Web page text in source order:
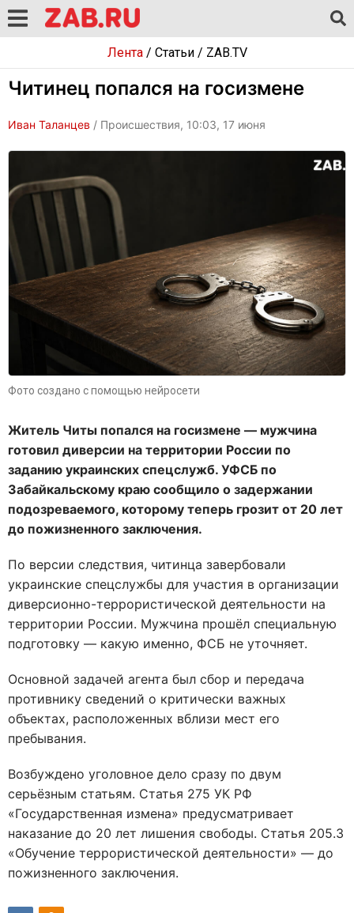
Лента/ Статьи/ ZAB.TV
Читинец попался на госизмене
Иван Таланцев / Происшествия, 10:03, 17 июня
Фото создано с помощью нейросети
Житель Читы попался на госизмене — мужчина
готовил диверсии на территории России по
заданию украинских спецслужб. УФСБ по
Забайкальскому краю сообщило о задержании
подозреваемого, которому теперь грозит от 20 лет
до пожизненного заключения.
По версии следствия, читинца завербовали
украинские спецслужбы для участия в организации
диверсионно-террористической деятельности на
территории России. Мужчина прошёл специальную
подготовку — какую именно, ФСБ не уточняет.
Основной задачей агента был сбор и передача
противнику сведений о критически важных
объектах, расположенных вблизи мест его
пребывания.
Возбуждено уголовное дело сразу по двум
серьёзным статьям. Статья 275 УК РФ
«Государственная измена» предусматривает
наказание до 20 лет лишения свободы. Статья 205.3
«Обучение террористической деятельности» — до
пожизненного заключения.